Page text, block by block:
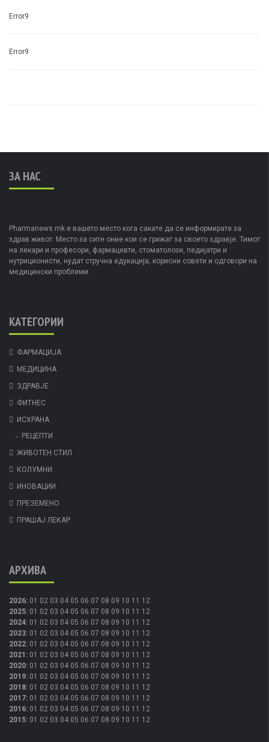
Error9
Error9
ЗА НАС
Pharmanews.mk е вашето место кога сакате да се информирате за
здрав живот. Место за сите оние кои се грижат за своето здравје. Тимот
на лекари и професори, фармацевти, стоматолози, педијатри и
нутриционисти, нудат стручна едукација, корисни совети и одговори на
медицински проблеми.
КАТЕГОРИИ
ФАРМАЦИЈА
МЕДИЦИНА
ЗДРАВЈЕ
ФИТНЕС
ИСХРАНА
РЕЦЕПТИ
ЖИВОТЕН СТИЛ
КОЛУМНИ
ИНОВАЦИИ
ПРЕЗЕМЕНО
ПРАШАЈ ЛЕКАР
АРХИВА
2026: 01 02 03 04 05 06 07 08 09 10 11 12
2025: 01 02 03 04 05 06 07 08 09 10 11 12
2024: 01 02 03 04 05 06 07 08 09 10 11 12
2023: 01 02 03 04 05 06 07 08 09 10 11 12
2022: 01 02 03 04 05 06 07 08 09 10 11 12
2021 : 01 02 03 04 05 06 07 08 09 10 11 12
2020: 01 02 03 04 05 06 07 08 09 10 11 12
2019: 01 02 03 04 05 06 07 08 09 10 11 12
2018: 01 02 03 04 05 06 07 08 09 10 11 12
2017: 01 02 03 04 05 06 07 08 09 10 11 12
2016: 01 02 03 04 05 06 07 08 09 10 11 12
2015: 01 02 03 04 05 06 07 08 09 10 11 12